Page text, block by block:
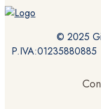
© 2025